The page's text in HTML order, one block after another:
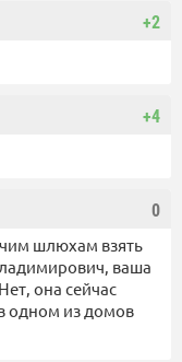
+2
+4
0
шлюхам взять
ваша
она сейчас
одном из домов